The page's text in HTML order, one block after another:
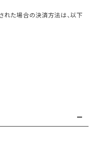
れた場合の決済方法は、以下